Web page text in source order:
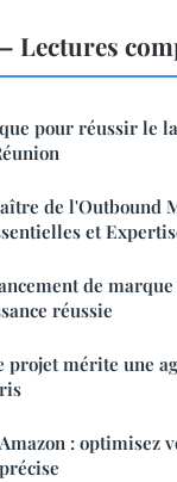
Lectures
pour réussir le
de l'Outbound
et
de marque
réussie
projet mérite une
: optimisez